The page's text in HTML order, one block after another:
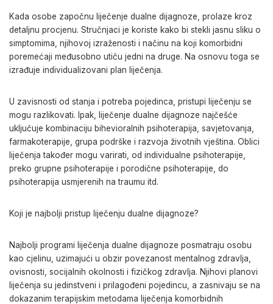
Kada osobe započnu liječenje dualne dijagnoze, prolaze kroz
detaljnu procjenu. Stručnjaci je koriste kako bi stekli jasnu sliku o
simptomima, njihovoj izraženosti i načinu na koji komorbidni
poremećaji međusobno utiču jedni na druge. Na osnovu toga se
izrađuje individualizovani plan liječenja.
U zavisnosti od stanja i potreba pojedinca, pristupi liječenju se
mogu razlikovati. Ipak, liječenje dualne dijagnoze najčešće
uključuje kombinaciju bihevioralnih psihoterapija, savjetovanja,
farmakoterapije, grupa podrške i razvoja životnih vještina. Oblici
liječenja također mogu varirati, od individualne psihoterapije,
preko grupne psihoterapije i porodične psihoterapije, do
psihoterapija usmjerenih na traumu itd.
Koji je najbolji pristup liječenju dualne dijagnoze?
Najbolji programi liječenja dualne dijagnoze posmatraju osobu
kao cjelinu, uzimajući u obzir povezanost mentalnog zdravlja,
ovisnosti, socijalnih okolnosti i fizičkog zdravlja. Njihovi planovi
liječenja su jedinstveni i prilagođeni pojedincu, a zasnivaju se na
dokazanim terapijskim metodama liječenja komorbidnih